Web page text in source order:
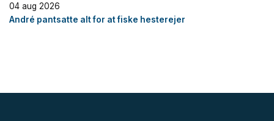
04 aug 2026
André pantsatte alt for at fiske hesterejer